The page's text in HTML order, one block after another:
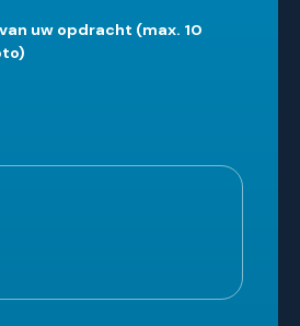
uw opdracht (max. 10